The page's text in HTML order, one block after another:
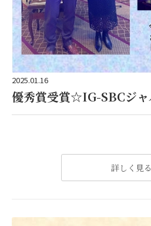
詳しくはこちらをご覧ください
2025.01.16
優秀賞受賞☆IG-SBCジャ
詳しく見る